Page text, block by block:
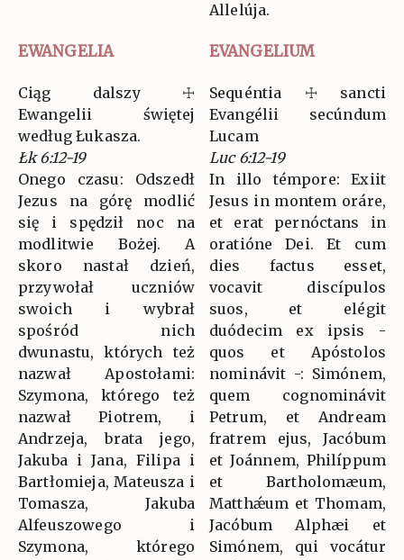
Allelúja.
EWANGELIA EVANGELIUM
Ciąg dalszy ☩
Ewangelii świętej
według Łukasza.
Łk 6:12-19
Onego czasu: Odszedł
Jezus na górę modlić
się i spędził noc na
modlitwie Bożej. A
skoro nastał dzień,
przywołał uczniów
swoich i wybrał
spośród nich
dwunastu, których też
nazwał Apostołami:
Szymona, którego też
nazwał Piotrem, i
Andrzeja, brata jego,
Jakuba i Jana, Filipa i
Bartłomieja, Mateusza i
Tomasza, Jakuba
Alfeuszowego i
Szymona, którego
Sequéntia ☩ sancti
Evangélii secúndum
Lucam
Luc 6:12-19
In illo témpore: Exiit
Jesus in montem oráre,
et erat pernóctans in
oratióne Dei. Et cum
dies factus esset,
vocavit discípulos
suos, et elégit
duódecim ex ipsis -
quos et Apóstolos
nominávit -: Simónem,
quem cognominávit
Petrum, et Andream
fratrem ejus, Jacóbum
et Joánnem, Philíppum
et Bartholomæum,
Matthǽum et Thomam,
Jacóbum Alphæi et
Simónem, qui vocátur